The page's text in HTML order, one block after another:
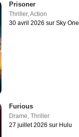
Prisoner
Thriller,Action
30 avril 2026 sur Sky One
Furious
Drame ,Thriller
27 juillet 2026 sur Hulu